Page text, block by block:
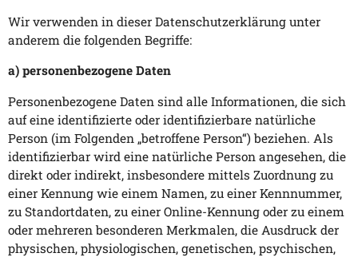
Wir verwenden in dieser Datenschutzerklärung unter
anderem die folgenden Begriffe:
a) personenbezogene Daten
Personenbezogene Daten sind alle Informationen, die sich
auf eine identifizierte oder identifizierbare natürliche
Person (im Folgenden „betroffene Person“) beziehen. Als
identifizierbar wird eine natürliche Person angesehen, die
direkt oder indirekt, insbesondere mittels Zuordnung zu
einer Kennung wie einem Namen, zu einer Kennnummer,
zu Standortdaten, zu einer Online-Kennung oder zu einem
oder mehreren besonderen Merkmalen, die Ausdruck der
physischen, physiologischen, genetischen, psychischen,